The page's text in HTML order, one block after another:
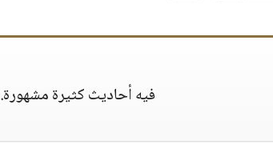
فيه أحاديث كثيرة مشهورة‏.‏